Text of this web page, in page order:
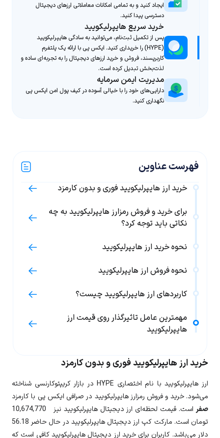
ایجاد کنید و به تمامی امکانات معاملاتی ارزهای دیجیتال
دسترسی پیدا کنید.
خرید سریع هایپرلیکویید
پس از تکمیل ثبت‌نام، می‌توانید به سادگی هایپرلیکویید
(HYPE) را خریداری کنید. ایکس پی با ارائه یک پلتفرم
کاربرپسند، فروش و خرید ارزهای دیجیتال را به تجربه‌ای ساده و
لذت‌بخش تبدیل کرده است.
مدیریت ایمن سرمایه
دارایی‌های خود را با خیالی آسوده در کیف پول امن ایکس پی
نگهداری کنید.
خرید ارز هایپرلیکویید فوری و بدون کارمزد
ارز هایپرلیکوییدبا نام اختصاری HYPEدر بازار کریپتوکارنسی شناخته
می‌شود. خرید و فروش رمزارز هایپرلیکویید در صرافی ایکس پی با کارمزد
صفراست. قیمت لحظه‌ای ارز دیجیتالهایپرلیکویید نیز
10,674,770
تومان است. مارکت کپ ارز دیجیتال هایپرلیکویید در حال حاضر 56.18
دلار می‌باشد. کاربران برای خرید ارز دیجیتالهایپرلیکوییدکافی است که
فهرست عناوین
خرید ارز هایپرلیکویید فوری و بدون کارمزد
برای خرید و فروش رمزارز هایپرلیکویید به چه
نکاتی باید توجه کرد؟
نحوه خرید ارز هایپرلیکویید
نحوه فروش ارز هایپرلیکویید
کاربردهای ارز هایپرلیکویید چیست؟
مهمترین عامل تاثیرگذار روی قیمت ارز
هایپرلیکویید